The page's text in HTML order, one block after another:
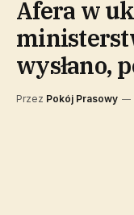
Afera w
wysłano,
Przez Pokój Prasowy